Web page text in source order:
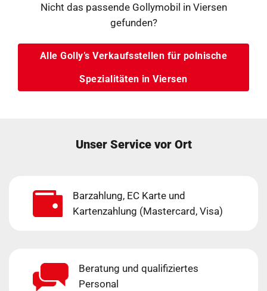
Nicht das passende Gollymobil in Viersen
gefunden?
Alle Golly’s Verkaufsstellen für polnische
Spezialitäten in Viersen
Unser Service vor Ort
Barzahlung, EC Karte und
Kartenzahlung (Mastercard, Visa)
Beratung und qualifiziertes
Personal